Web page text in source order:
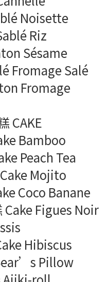
Noisette
Riz
Sésame
Fromage Salé
Fromage
CAKE
Bamboo
Peach Tea
Mojito
Coco Banane
Figues Noir
Hibiscus
Pillow